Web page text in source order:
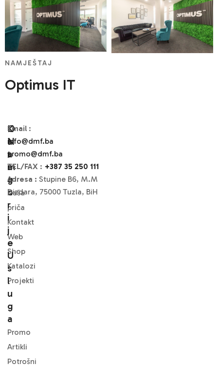
Optimus IT
NAMJEŠTAJ
O
N
A
M
A
Naša
priča
Kontakt
Web
Shop
Katalozi
Projekti
K
A
T
A
G
O
R
I
J
E
U
S
L
U
G
A
Promo
Artikli
Potrošni
Email :
info@dmf.ba
promo@dmf.ba
TEL/FAX : +387 35 250 111
Adresa : Stupine B6, M.M
Dizdara, 75000 Tuzla, BiH